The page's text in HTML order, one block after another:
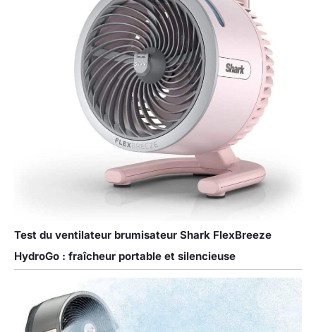
Test du ventilateur brumisateur Shark FlexBreeze
HydroGo : fraîcheur portable et silencieuse